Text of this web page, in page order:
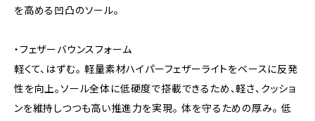
を高める凹凸のソール。
・フェザーバウンスフォーム
軽くて、はずむ。 軽量素材ハイパーフェザーライトをベースに反発
性を向上。ソール全体に低硬度で搭載できるため、軽さ、クッショ
ンを維持しつつも高い推進力を実現。 体を守るための厚み。 低